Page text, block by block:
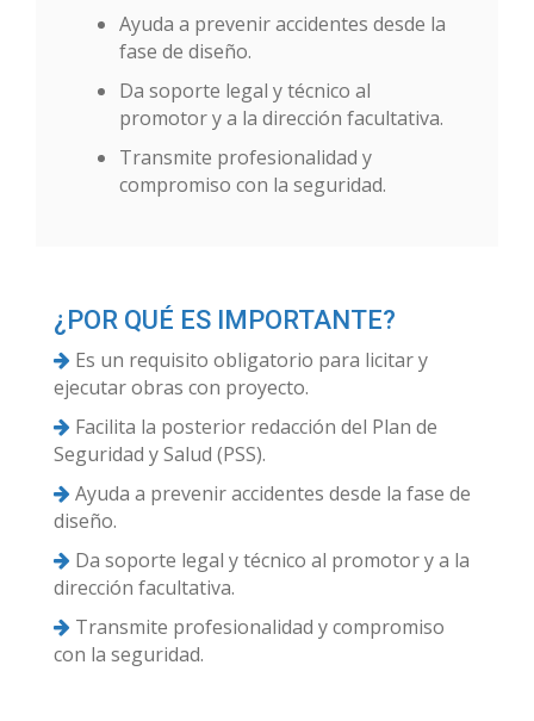
Ayuda a prevenir accidentes desde la
fase de diseño.
Da soporte legal y técnico al
promotor y a la dirección facultativa.
Transmite profesionalidad y
compromiso con la seguridad.
¿POR QUÉ ES IMPORTANTE?
Es un requisito obligatorio para licitar y
ejecutar obras con proyecto.
Facilita la posterior redacción del Plan de
Seguridad y Salud (PSS).
Ayuda a prevenir accidentes desde la fase de
diseño.
Da soporte legal y técnico al promotor y a la
dirección facultativa.
Transmite profesionalidad y compromiso
con la seguridad.